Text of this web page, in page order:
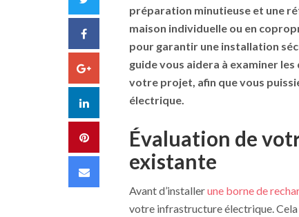
Facebook
Google+
LinkedIn
Pinterest
Email
préparation minutieuse et une
maison individuelle ou en
pour garantir une installation
guide vous aidera à examiner
votre projet, afin que vous
électrique.
Évaluation de
existante
Avant d’installerune borne de
votre infrastructure électrique.